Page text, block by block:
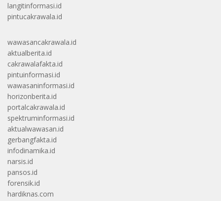
langitinformasi.id
pintucakrawala.id
wawasancakrawala.id
aktualberita.id
cakrawalafakta.id
pintuinformasi.id
wawasaninformasi.id
horizonberita.id
portalcakrawala.id
spektruminformasi.id
aktualwawasan.id
gerbangfakta.id
infodinamika.id
narsis.id
pansos.id
forensik.id
hardiknas.com